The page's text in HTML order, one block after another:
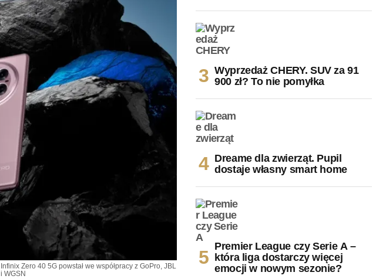
Infinix Zero 40 5G powstał we współpracy z GoPro, JBL
i WGSN
Wyprzedaż CHERY. SUV za 91
900 zł? To nie pomyłka
Dreame dla zwierząt. Pupil
dostaje własny smart home
Premier League czy Serie A –
która liga dostarczy więcej
emocji w nowym sezonie?